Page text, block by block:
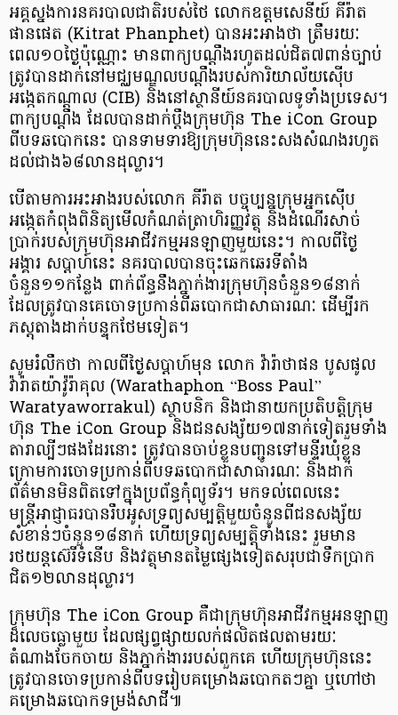
អគ្គស្នងការនគរបាលជាតិរបស់ថៃ លោកឧត្ដមសេនីយ៍ គីរ៉ាត
ផានផេត (Kitrat Phanphet) បានអះអាងថា ត្រឹមរយៈ
ពេល១០ថ្ងៃប៉ុណ្ណោះ មានពាក្យបណ្ដឹងរហូតដល់ជិត៧ពាន់ច្បាប់
ត្រូវបានដាក់នៅមជ្ឈមណ្ឌលបណ្តឹងរបស់ការិយាល័យស៊ើប
អង្កេតកណ្តាល (CIB) និងនៅស្ថានីយ៍នគរបាលទូទាំងប្រទេស។
ពាក្យបណ្តឹង ដែលបានដាក់ប្តឹងក្រុមហ៊ុន The iCon Group
ពីបទឆបោកនេះ បានទាមទារឱ្យក្រុមហ៊ុននេះសងសំណងរហូត
ដល់ជាង៦៨លានដុល្លារ។
បើតាមការអះអាងរបស់លោក គីរ៉ាត បច្ចុប្បន្នក្រុមអ្នកស៊ើប
អង្កេតកំពុងពិនិត្យមើលកំណត់ត្រាហិរញ្ញវត្ថុ និងដំណើរសាច់
ប្រាក់របស់ក្រុមហ៊ុនអាជីវកម្មអនឡាញមួយនេះ។ កាលពីថ្ងៃ
អង្គារ សប្តាហ៍នេះ នគរបាលបានចុះឆេកឆេរទីតាំង
ចំនួន១១កន្លែង ពាក់ព័ន្ធនឹងភ្នាក់ងារក្រុមហ៊ុនចំនួន១៨នាក់
ដែលត្រូវបានគេចោទប្រកាន់ពីឆបោកជាសាធារណៈ ដើម្បីរក
ភស្តុតាងដាក់បន្ទុកថែមទៀត។
សូមរំលឹកថា កាលពីថ្ងៃសប្តាហ៍មុន លោក វ៉ារ៉ាថាផន បូសផូល
វ៉ារ៉ាតយ៉ាវ៉ូរ៉ាគុល (Warathaphon “Boss Paul”
Waratyaworrakul) ស្ថាបនិក និងជានាយកប្រតិបត្តិក្រុម
ហ៊ុន The iCon Group និងជនសង្ស័យ១៧នាក់ទៀតរួមទាំង
តារាល្បីៗផងដែរនោះ ត្រូវបានចាប់ខ្លួនបញ្ជូនទៅមន្ទីរឃុំខ្លួន
ក្រោមការចោទប្រកាន់ពីបទឆបោកជាសាធារណៈ និងដាក់
ព័ត៌មានមិនពិតទៅក្នុងប្រព័ន្ធកុំព្យូទ័រ។ មកទល់ពេលនេះ
មន្ត្រីអាជ្ញាធរបានរឹបអូសទ្រព្យសម្បត្តិមួយចំនួនពីជនសង្ស័យ
សំខាន់ៗចំនួន១៨នាក់ ហើយទ្រព្យសម្បត្តិទាំងនេះ រួមមាន
រថយន្តស៊េរីទំនើប និងវត្ថុមានតម្លៃផ្សេងទៀតសរុបជាទឹកប្រាក
ជិត១២លានដុល្លារ។
ក្រុមហ៊ុន The iCon Group គឺជាក្រុមហ៊ុនអាជីវកម្មអនឡាញ
ដ៏លេចធ្លោមួយ ដែលផ្សព្វផ្សាយលក់ផលិតផលតាមរយៈ
តំណាងចែកចាយ និងភ្នាក់ងាររបស់ពួកគេ ហើយក្រុមហ៊ុននេះ
ត្រូវបានចោទប្រកាន់ពីបទរៀបគម្រោងឆបោកតៗគ្នា ឬហៅថា
គម្រោងឆបោកទម្រង់សាជី៕